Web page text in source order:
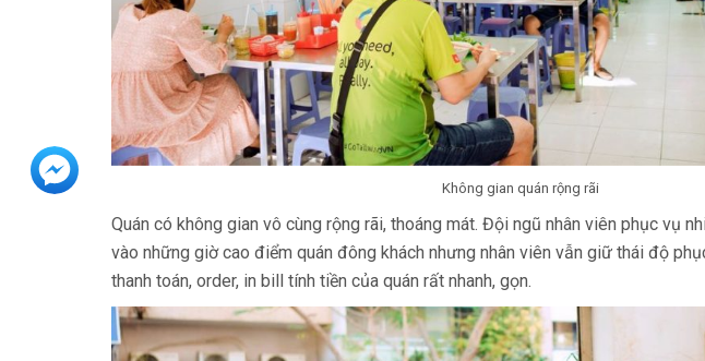
Không gian quán rộng rãi
Quán có không gian vô cùng rộng rãi, thoáng mát. Đội ngũ nhân viên phục vụ
vào những giờ cao điểm quán đông khách nhưng nhân viên vẫn giữ thái độ
thanh toán, order, in bill tính tiền của quán rất nhanh, gọn.